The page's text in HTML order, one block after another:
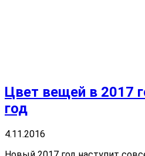
Цвет вещей в 2017
год
4.11.2016